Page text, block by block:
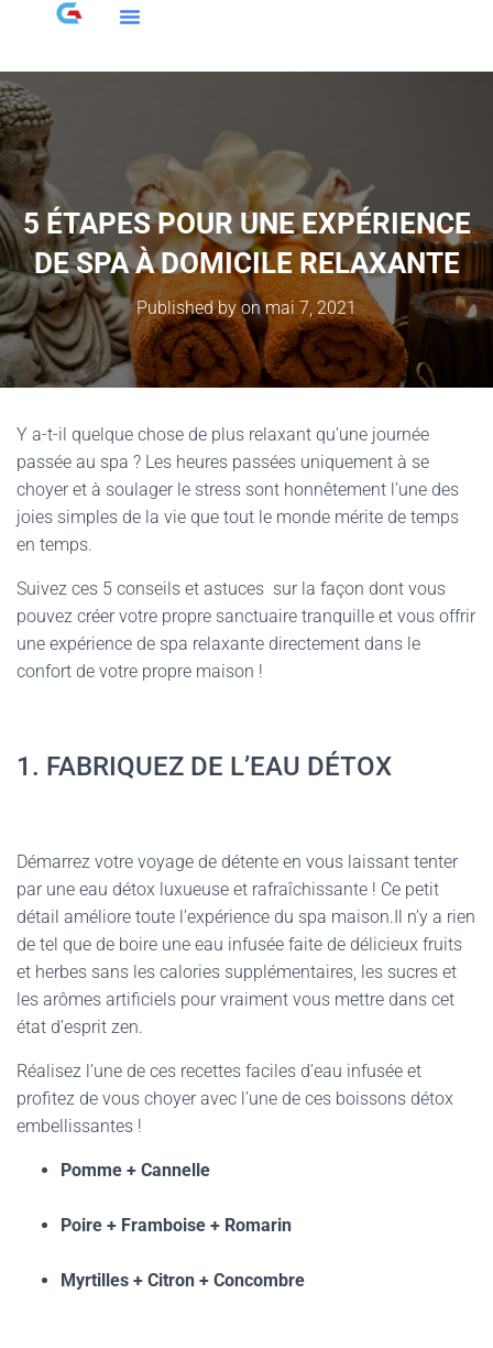
5 ÉTAPES POUR UNE EXPÉRIENCE
DE SPA À DOMICILE RELAXANTE
Published byonmai 7, 2021
Y a-t-il quelque chose de plus relaxant qu’une journée
passée au spa ? Les heures passées uniquement à se
choyer et à soulager le stress sont honnêtement l’une des
joies simples de la vie que tout le monde mérite de temps
en temps.
Suivez ces 5 conseils et astuces sur la façon dont vous
pouvez créer votre propre sanctuaire tranquille et vous offrir
une expérience de spa relaxante directement dans le
confort de votre propre maison !
1. FABRIQUEZ DE L’EAU DÉTOX
Démarrez votre voyage de détente en vous laissant tenter
par une eau détox luxueuse et rafraîchissante ! Ce petit
détail améliore toute l’expérience du spa maison.Il n’y a rien
de tel que de boire une eau infusée faite de délicieux fruits
et herbes sans les calories supplémentaires, les sucres et
les arômes artificiels pour vraiment vous mettre dans cet
état d’esprit zen.
Réalisez l’une de ces recettes faciles d’eau infusée et
profitez de vous choyer avec l’une de ces boissons détox
embellissantes !
Pomme + Cannelle
Poire + Framboise + Romarin
Myrtilles + Citron + Concombre